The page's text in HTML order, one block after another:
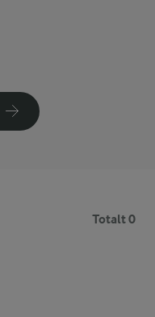
Totalt 0